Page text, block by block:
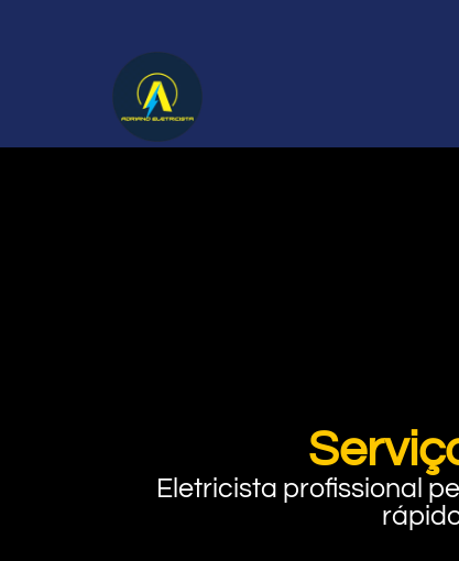
Eletricista profissional